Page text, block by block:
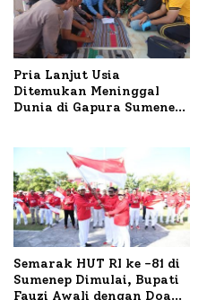
Pria Lanjut Usia
Ditemukan Meninggal
Dunia di Gapura Sumenep,
Semarak HUT RI ke -81 di
Sumenep Dimulai, Bupati
Fauzi Awali dengan Doa